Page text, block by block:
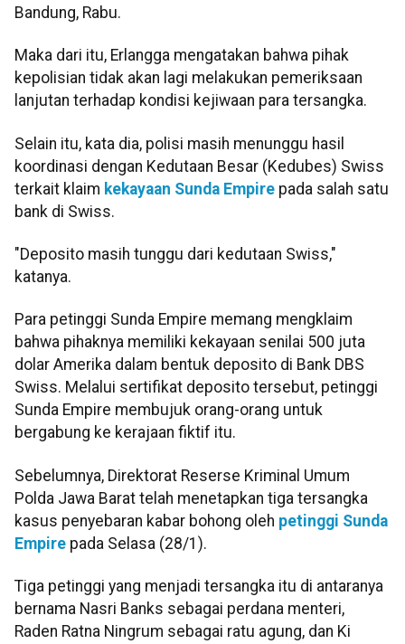
Bandung, Rabu.
Maka dari itu, Erlangga mengatakan bahwa pihak
kepolisian tidak akan lagi melakukan pemeriksaan
lanjutan terhadap kondisi kejiwaan para tersangka.
Selain itu, kata dia, polisi masih menunggu hasil
koordinasi dengan Kedutaan Besar (Kedubes) Swiss
terkait klaim kekayaan Sunda Empire pada salah satu
bank di Swiss.
"Deposito masih tunggu dari kedutaan Swiss,"
katanya.
Para petinggi Sunda Empire memang mengklaim
bahwa pihaknya memiliki kekayaan senilai 500 juta
dolar Amerika dalam bentuk deposito di Bank DBS
Swiss. Melalui sertifikat deposito tersebut, petinggi
Sunda Empire membujuk orang-orang untuk
bergabung ke kerajaan fiktif itu.
Sebelumnya, Direktorat Reserse Kriminal Umum
Polda Jawa Barat telah menetapkan tiga tersangka
kasus penyebaran kabar bohong oleh petinggi Sunda
Empire pada Selasa (28/1).
Tiga petinggi yang menjadi tersangka itu di antaranya
bernama Nasri Banks sebagai perdana menteri,
Raden Ratna Ningrum sebagai ratu agung, dan Ki